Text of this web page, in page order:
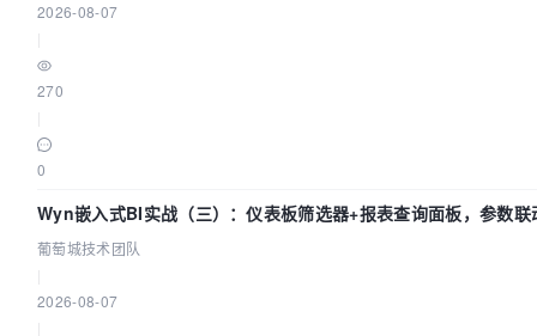
2026-08-07
270
0
Wyn嵌入式BI实战（三）：仪表板筛选器+报表查询面板，参数联
葡萄城技术团队
2026-08-07